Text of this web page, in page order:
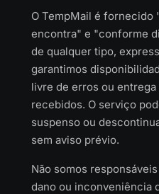
O TempMail é fornecido
encontra" e "conforme
de qualquer tipo,
garantimos
livre de erros ou
recebidos. O serviço
suspenso ou
sem aviso prévio.
Não somos
dano ou inconveniência